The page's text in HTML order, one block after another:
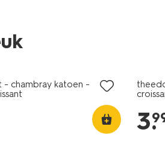
- chambray katoen -
3.